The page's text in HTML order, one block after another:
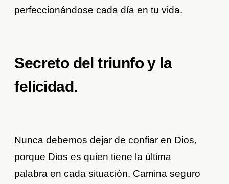
perfeccionándose cada día en tu vida.
Secreto del triunfo y la
felicidad.
Nunca debemos dejar de confiar en Dios,
porque Dios es quien tiene la última
palabra en cada situación. Camina seguro